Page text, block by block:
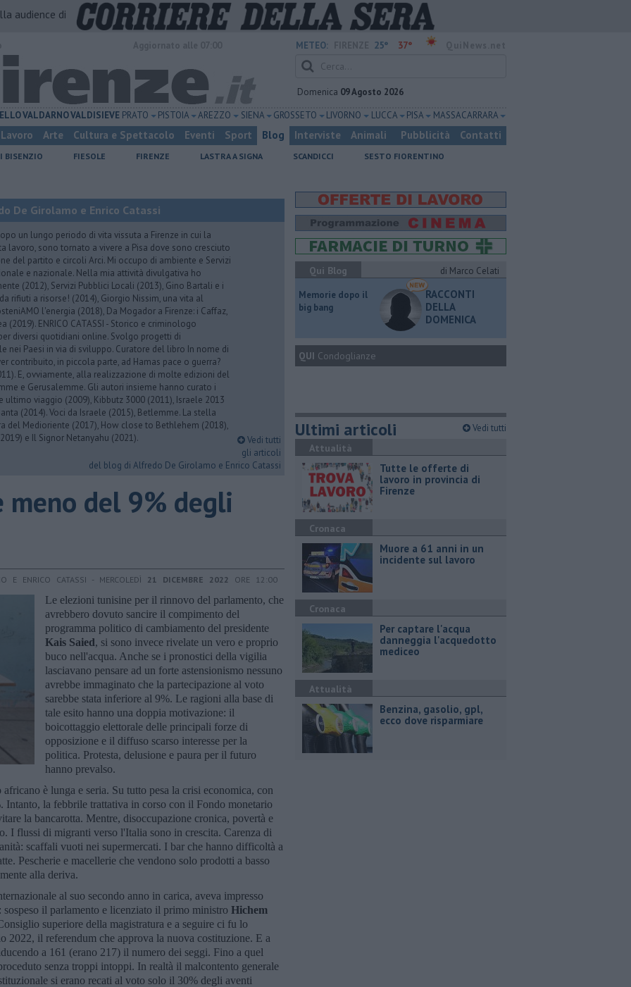
audience di
METEO: 25° 37°
Domenica 09 Agosto 2026
VALDARNOVALDISIEVE PRATO PISTOIA AREZZO SIENA GROSSETO LIVORNO LUCCA PISA MASSA CARRARA
Lavoro Arte Cultura e Spettacolo Eventi Sport Blog Interviste Animali Pubblicità Contatti
BISENZIO FIESOLE FIRENZE LASTRA A SIGNA SCANDICCI
SESTO FIORENTINO
De Girolamo e Enrico Catassi
un lungo periodo di vita vissuta a Firenze in cui la
lavoro, sono tornato a vivere a Pisa dove sono cresciuto
del partito e circoli Arci. Mi occupo di ambiente e Servizi
e nazionale. Nella mia attività divulgativa ho
(2012), Servizi Pubblici Locali (2013), Gino Bartali e i
rifiuti a risorse! (2014), Giorgio Nissim, una vita al
l'energia (2018), Da Mogador a Firenze: i Caffaz,
(2019). ENRICO CATASSI - Storico e criminologo
diversi quotidiani online. Svolgo progetti di
nei Paesi in via di sviluppo. Curatore del libro In nome di
contribuito, in piccola parte, ad Hamas pace o guerra?
E, ovviamente, alla realizzazione di molte edizioni del
e Gerusalemme. Gli autori insieme hanno curato i
ultimo viaggio (2009), Kibbutz 3000 (2011), Israele 2013
(2014). Voci da Israele (2015), Betlemme. La stella
del Medioriente (2017), How close to Bethlehem (2018),
e Il Signor Netanyahu (2021).
Vedi tutti
gli articoli
del blog di Alfredo De Girolamo e Enrico Catassi
meno del 9% degli
E ENRICO CATASSI - MERCOLEDÌ 21 DICEMBRE 2022 ORE 12:00
Le elezioni tunisine per il rinnovo del parlamento, che
avrebbero dovuto sancire il compimento del
programma politico di cambiamento del presidente
Kais Saied, si sono invece rivelate un vero e proprio
buco nell'acqua. Anche se i pronostici della vigilia
lasciavano pensare ad un forte astensionismo nessuno
avrebbe immaginato che la partecipazione al voto
sarebbe stata inferiore al 9%. Le ragioni alla base di
tale esito hanno una doppia motivazione: il
boicottaggio elettorale delle principali forze di
opposizione e il diffuso scarso interesse per la
politica. Protesta, delusione e paura per il futuro
hanno prevalso.
è lunga e seria. Su tutto pesa la crisi economica, con
la febbrile trattativa in corso con il Fondo monetario
la bancarotta. Mentre, disoccupazione cronica, povertà e
I flussi di migranti verso l'Italia sono in crescita. Carenza di
scaffali vuoti nei supermercati. I bar che hanno difficoltà a
Pescherie e macellerie che vendono solo prodotti a basso
alla deriva.
al suo secondo anno in carica, aveva impresso
sospeso il parlamento e licenziato il primo ministro Hichem
superiore della magistratura e a seguire ci fu lo
il referendum che approva la nuova costituzione. E a
a 161 (erano 217) il numero dei seggi. Fino a quel
senza troppi intoppi. In realtà il malcontento generale
si erano recati al voto solo il 30% degli aventi
Qui Blog
di Marco Celati
Memorie dopo il
big bang
RACCONTI
DELLA
DOMENICA
QUI Condoglianze
Ultimi articoli Vedi tutti
Attualità
​Tutte le offerte di
lavoro in provincia di
Firenze
Cronaca
Muore a 61 anni in un
incidente sul lavoro
Cronaca
Per captare l'acqua
danneggia l'acquedotto
mediceo
Attualità
​Benzina, gasolio, gpl,
ecco dove risparmiare